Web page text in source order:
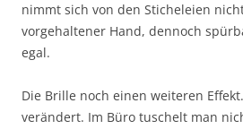
nimmt sich von den Sticheleien
vorgehaltener Hand, dennoch
egal.
Die Brille noch einen weiteren
verändert. Im Büro tuschelt man